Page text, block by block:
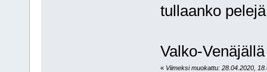
tullaanko
Valko-
« Viimeksi muokattu: 28.04.2020,